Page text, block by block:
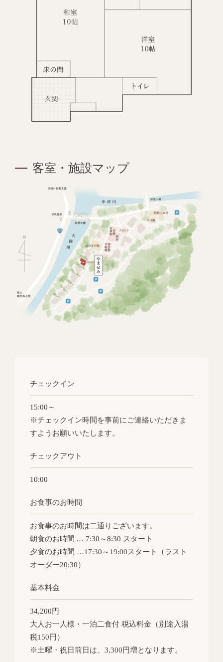
客室・施設マップ
チェックイン
15:00～
※チェックイン時間を事前にご連絡いただきま
すようお願いいたします。
チェックアウト
10:00
お食事のお時間
お食事のお時間は二通りございます。
朝食のお時間 … 7:30～8:30 スタート
夕食のお時間 …17:30～19:00スタート（ラスト
オーダー20:30）
基本料金
34,200円
大人お一人様・一泊二食付 税込料金（別途入湯
税150円）
※土曜・祝日前日は、3,300円増となります。